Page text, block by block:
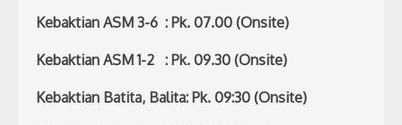
Kebaktian ASM 3-6 : Pk. 07.00 (Onsite)
Kebaktian ASM 1-2 : Pk. 09.30 (Onsite)
Kebaktian Batita, Balita: Pk. 09:30 (Onsite)